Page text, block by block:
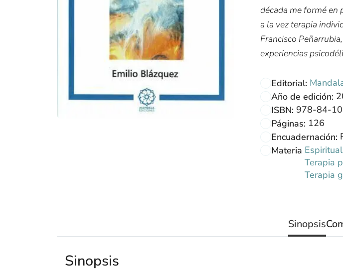
década me formé en
a la vez terapia
Francisco
experiencias
Editorial:
Año de edición:
ISBN: 978-84-
Páginas: 126
Encuadernación:
Materia
Terapia
Terapia
Sinopsis
Sinopsis